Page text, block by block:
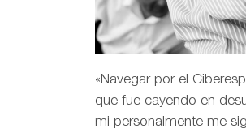
«Navegar por el
que fue cayendo en
mi personalmente me